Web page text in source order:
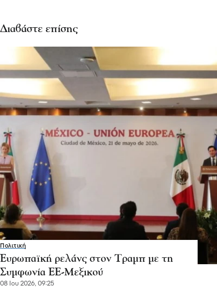
Διαβάστε επίσης
Πολιτική
Ευρωπαϊκή ρελάνς στον Τραμπ με τη
Συμφωνία ΕΕ-Μεξικού
08 Ιου 2026, 09:25